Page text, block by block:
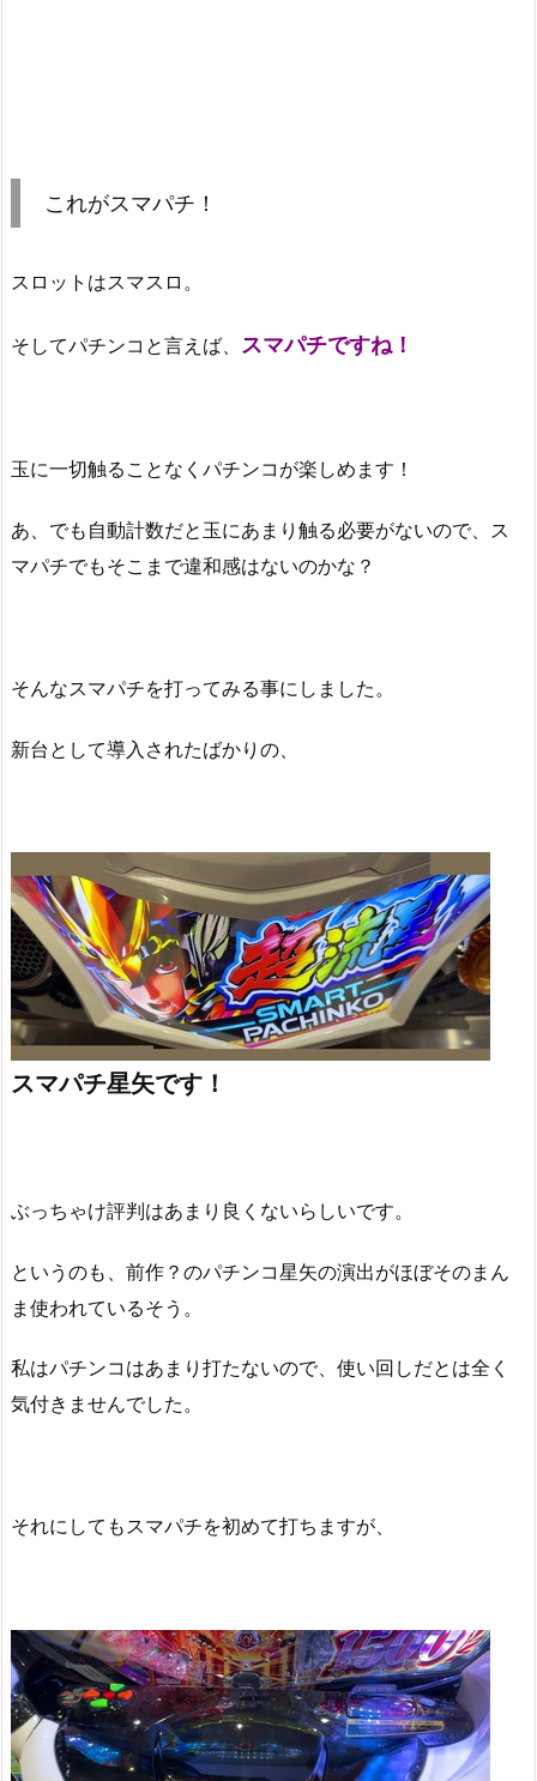
これがスマパチ！
スロットはスマスロ。
そしてパチンコと言えば、 スマパチですね！
玉に一切触ることなくパチンコが楽しめます！
あ、でも自動計数だと玉にあまり触る必要がないので、ス
マパチでもそこまで違和感はないのかな？
そんなスマパチを打ってみる事にしました。
新台として導入されたばかりの、
スマパチ星矢です！
ぶっちゃけ評判はあまり良くないらしいです。
というのも、前作？のパチンコ星矢の演出がほぼそのまん
ま使われているそう。
私はパチンコはあまり打たないので、使い回しだとは全く
気付きませんでした。
それにしてもスマパチを初めて打ちますが、